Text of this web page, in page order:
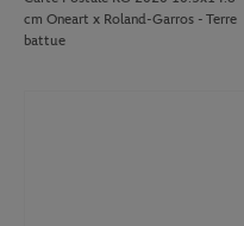
cm Oneart x Roland-Garros - Terre
battue